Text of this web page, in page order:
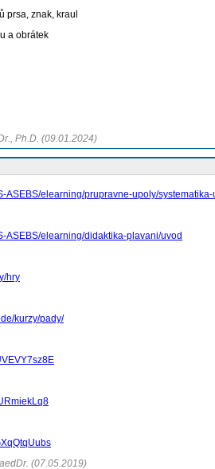
prsa, znak, kraul
a obrátek
Ph.D. (09.01.2024)
ASEBS/elearning/prupravne-upoly/systematika-
ASEBS/elearning/didaktika-plavani/uvod
hry
kurzy/pady/
(07.05.2019)